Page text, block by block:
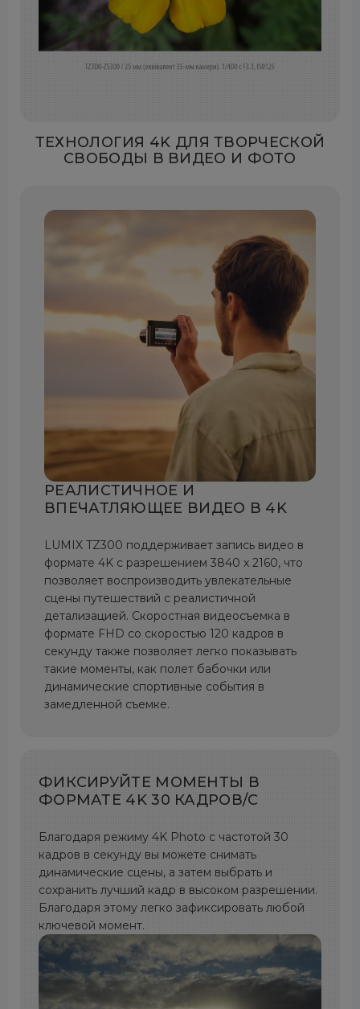
ТЕХНОЛОГИЯ 4K ДЛЯ ТВОРЧЕСКОЙ
СВОБОДЫ В ВИДЕО И ФОТО
РЕАЛИСТИЧНОЕ И
ВПЕЧАТЛЯЮЩЕЕ ВИДЕО В 4K
LUMIX TZ300 поддерживает запись видео в
формате 4K с разрешением 3840 x 2160, что
позволяет воспроизводить увлекательные
сцены путешествий с реалистичной
детализацией. Скоростная видеосъемка в
формате FHD со скоростью 120 кадров в
секунду также позволяет легко показывать
такие моменты, как полет бабочки или
динамические спортивные события в
замедленной съемке.
ФИКСИРУЙТЕ МОМЕНТЫ В
ФОРМАТЕ 4K 30 КАДРОВ/С
Благодаря режиму 4K Photo с частотой 30
кадров в секунду вы можете снимать
динамические сцены, а затем выбрать и
сохранить лучший кадр в высоком разрешении.
Благодаря этому легко зафиксировать любой
ключевой момент.